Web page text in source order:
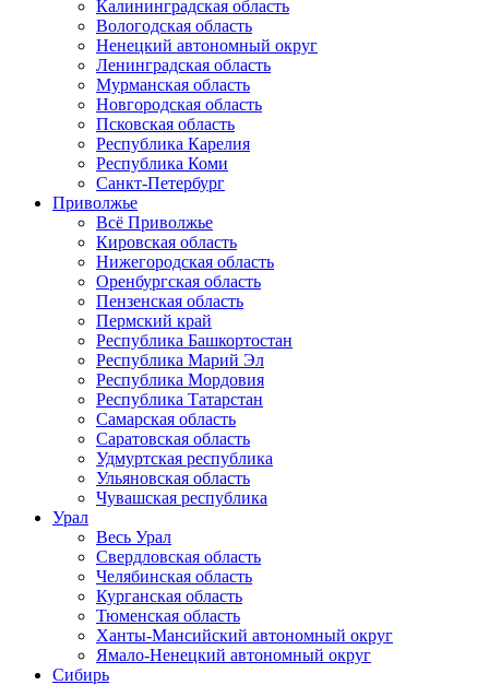
Калининградская область
Вологодская область
Ненецкий автономный округ
Ленинградская область
Мурманская область
Новгородская область
Псковская область
Республика Карелия
Республика Коми
Санкт-Петербург
Приволжье
Всё Приволжье
Кировская область
Нижегородская область
Оренбургская область
Пензенская область
Пермский край
Республика Башкортостан
Республика Марий Эл
Республика Мордовия
Республика Татарстан
Самарская область
Саратовская область
Удмуртская республика
Ульяновская область
Чувашская республика
Урал
Весь Урал
Свердловская область
Челябинская область
Курганская область
Тюменская область
Ханты-Мансийский автономный округ
Ямало-Ненецкий автономный округ
Сибирь